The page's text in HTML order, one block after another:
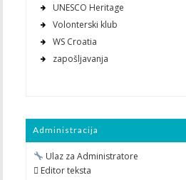
UNESCO Heritage
Volonterski klub
WS Croatia
zapošljavanja
Administracija
Ulaz za Administratore
 Editor teksta